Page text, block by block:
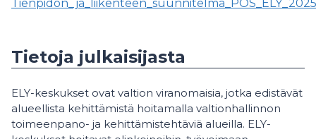
Tietoja julkaisijasta
ELY-keskukset ovat valtion viranomaisia, jotka edistävät
alueellista kehittämistä hoitamalla valtionhallinnon
toimeenpano- ja kehittämistehtäviä alueilla. ELY-